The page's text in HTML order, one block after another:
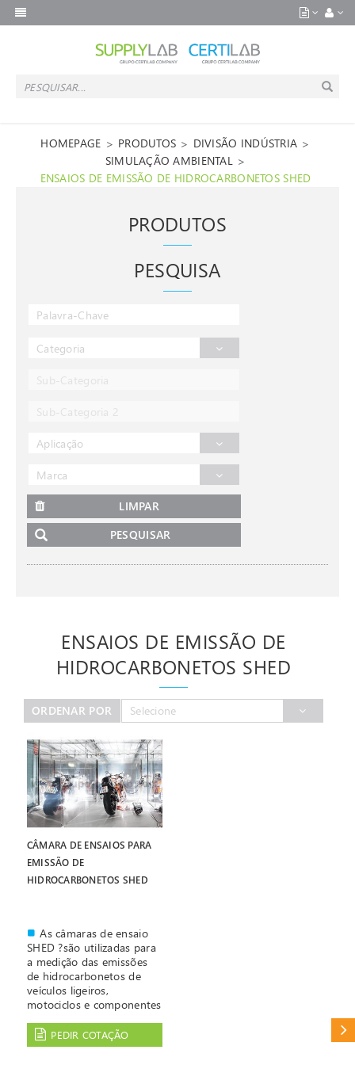
HOMEPAGE > PRODUTOS > DIVISÃO INDÚSTRIA >
SIMULAÇÃO AMBIENTAL >
ENSAIOS DE EMISSÃO DE HIDROCARBONETOS SHED
PRODUTOS
PESQUISA
Categoria
Aplicação
Marca
LIMPAR
PESQUISAR
ENSAIOS DE EMISSÃO DE
HIDROCARBONETOS SHED
ORDENAR POR Selecione
CÂMARA DE ENSAIOS PARA
EMISSÃO DE
HIDROCARBONETOS SHED
As câmaras de ensaio
SHED ?são utilizadas para
a medição das emissões
de hidrocarbonetos de
veículos ligeiros,
motociclos e componentes
Os legisladores (EU,
EPA, CARB, NSCN) definem
PEDIR COTAÇÃO